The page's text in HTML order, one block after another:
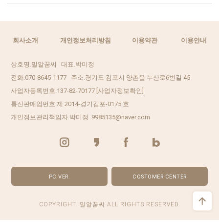
회사소개 개인정보처리방침 이용약관 이용안내
상호명.밀알꿈씨 대표.박미정
전화.070-8645-1177 주소.경기도 김포시 양촌읍 누산로6번길 45
사업자등록번호.137-82-70177 [사업자정보확인]
통신판매업번호.제 2014-경기김포-0175 호
개인정보관리책임자.박미정 9985135@naver.com
PC VER. COSTOMER CENTER
COPYRIGHT. 밀알꿈씨 ALL RIGHTS RESERVED.